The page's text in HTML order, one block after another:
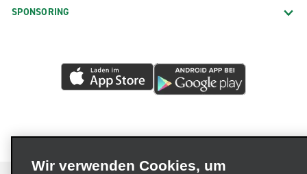
SPONSORING
Wir verwenden Cookies, um